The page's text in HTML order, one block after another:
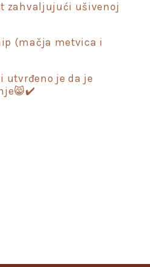
zahvaljujući ušivenoj
(mačja metvica i
utvrđeno je da je